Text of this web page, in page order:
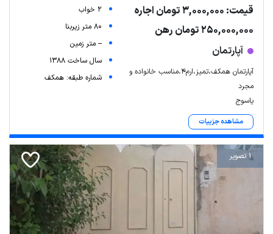
Leaflet | Map data ©
قیمت: 3,000,000 تومان اجاره
250,000,000 تومان رهن
آپارتمان
آپارتمان همکف،تمیز،ارم۴،مناسب خانواده و
مجرد
یاسوج
مشاهده جزییات
2 خواب
80 متر زیربنا
-- متر زمین
سال ساخت 1388
شماره طبقه: همکف
1 تصویر